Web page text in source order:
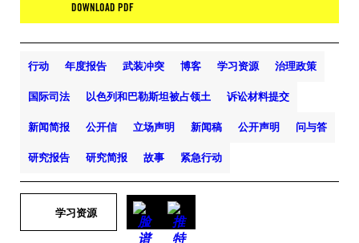
DOWNLOAD PDF
行动 年度报告 武装冲突 博客 学习资源 治理政策
国际司法 以色列和巴勒斯坦被占领土 诉讼材料提交
新闻简报 公开信 立场声明 新闻稿 公开声明 问与答
研究报告 研究简报 故事 紧急行动
学习资源